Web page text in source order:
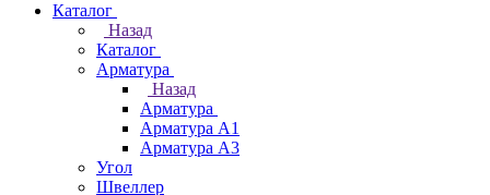
Каталог
Назад
Каталог
Арматура
Назад
Арматура
Арматура А1
Арматура А3
Угол
Швеллер